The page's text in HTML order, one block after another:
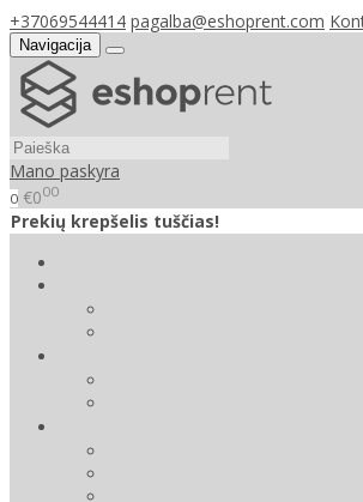
+37069544414 pagalba@eshoprent.com
Navigacija
Mano paskyra
0 €000
Prekių krepšelis tuščias!